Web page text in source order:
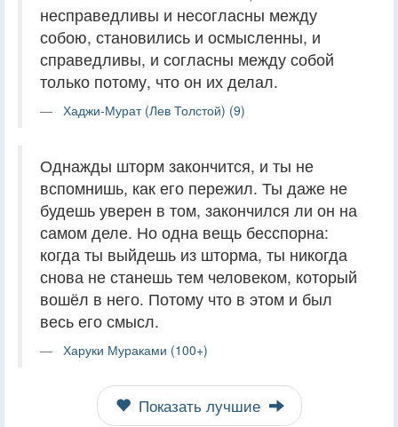
несправедливы и несогласны между
собою, становились и осмысленны, и
справедливы, и согласны между собой
только потому, что он их делал.
Хаджи-Мурат (Лев Толстой) (9)
Однажды шторм закончится, и ты не
вспомнишь, как его пережил. Ты даже не
будешь уверен в том, закончился ли он на
самом деле. Но одна вещь бесспорна:
когда ты выйдешь из шторма, ты никогда
снова не станешь тем человеком, который
вошёл в него. Потому что в этом и был
весь его смысл.
Харуки Мураками (100+)
Показать лучшие